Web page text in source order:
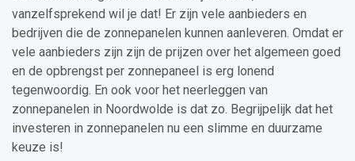
vanzelfsprekend wil je dat! Er zijn vele aanbieders en
bedrijven die de zonnepanelen kunnen aanleveren. Omdat er
vele aanbieders zijn zijn de prijzen over het algemeen goed
en de opbrengst per zonnepaneel is erg lonend
tegenwoordig. En ook voor het neerleggen van
zonnepanelen in Noordwolde is dat zo. Begrijpelijk dat het
investeren in zonnepanelen nu een slimme en duurzame
keuze is!